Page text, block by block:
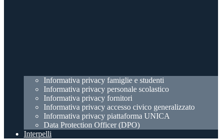
Informativa privacy famiglie e studenti
Informativa privacy personale scolastico
Informativa privacy fornitori
Informativa privacy accesso civico generalizzato
Informativa privacy piattaforma UNICA
Data Protection Officer (DPO)
Interpelli